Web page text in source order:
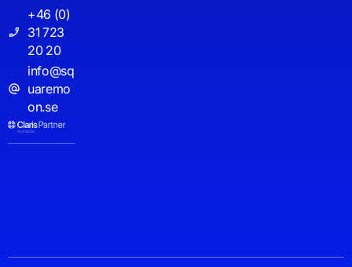
+46 (0)
31 723
20 20
info@sq
uaremo
on.se